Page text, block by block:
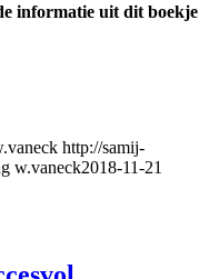
informatie uit dit boekje
http://samij-
w.vaneck2018-11-21